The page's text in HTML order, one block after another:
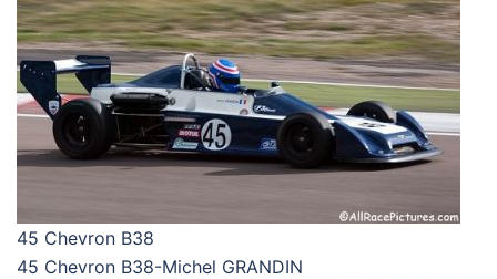
45 Chevron B38
45 Chevron B38-Michel GRANDIN